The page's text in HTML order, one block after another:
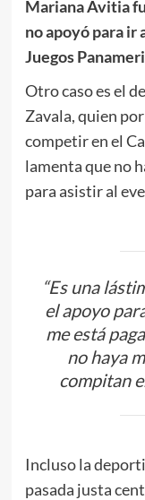
Mariana Avitia
no apoyó para ir
Juegos
Otro caso es el
Zavala, quien
competir en el
lamenta que no
para asistir al
“Es una
el apoyo
me está
no haya
compitan
Incluso la
pasada justa